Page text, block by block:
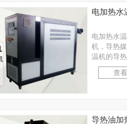
电加热水
电加热水
机，导热
温机的导热
因为水的
大，所以
查
导热油加